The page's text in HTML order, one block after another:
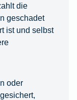
die
geschadet
ist und selbst
oder